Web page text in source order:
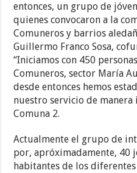
entonces, un grupo de
quienes convocaron a la
Comuneros y barrios
Guillermo Franco Sosa,
“Iniciamos con 450
Comuneros, sector María
desde entonces hemos
nuestro servicio de
Comuna 2.
Actualmente el grupo de
por, apróximadamente, 40
habitantes de los